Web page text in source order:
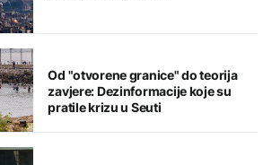
Od "otvorene granice" do teorija
zavjere: Dezinformacije koje su
pratile krizu u Seuti